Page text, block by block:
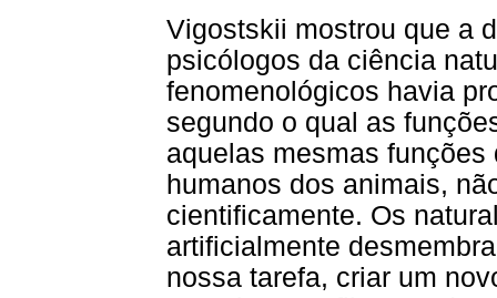
Vigostskii mostrou que a
psicólogos da ciência
fenomenológicos havia
segundo o qual as
aquelas mesmas
humanos dos animais,
cientificamente. Os
artificialmente
nossa tarefa, criar um